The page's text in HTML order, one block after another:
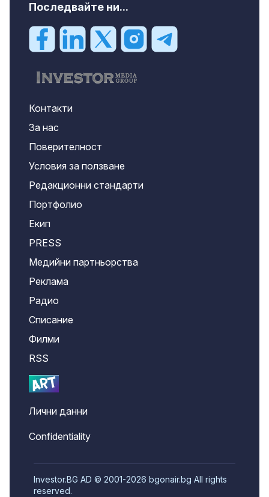
Последвайте ни...
Контакти
За нас
Поверителност
Условия за ползване
Редакционни стандарти
Портфолио
Екип
PRESS
Медийни партньорства
Реклама
Радио
Списание
Филми
RSS
Лични данни
Confidentiality
Investor.BG AD © 2001-2026 bgonair.bg All rights
reserved.